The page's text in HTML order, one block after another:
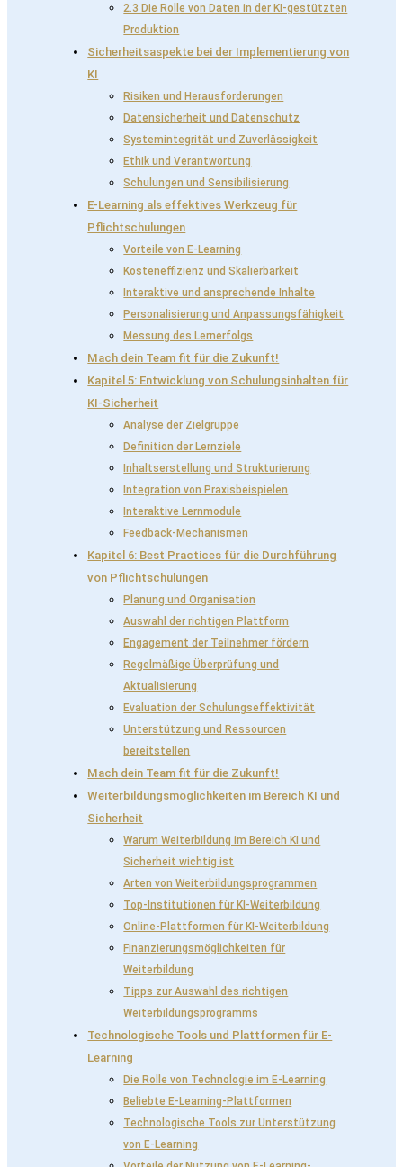
2.3 Die Rolle von Daten in der KI-gestützten
Produktion
Sicherheitsaspekte bei der Implementierung von
KI
Risiken und Herausforderungen
Datensicherheit und Datenschutz
Systemintegrität und Zuverlässigkeit
Ethik und Verantwortung
Schulungen und Sensibilisierung
E-Learning als effektives Werkzeug für
Pflichtschulungen
Vorteile von E-Learning
Kosteneffizienz und Skalierbarkeit
Interaktive und ansprechende Inhalte
Personalisierung und Anpassungsfähigkeit
Messung des Lernerfolgs
Mach dein Team fit für die Zukunft!
Kapitel 5: Entwicklung von Schulungsinhalten für
KI-Sicherheit
Analyse der Zielgruppe
Definition der Lernziele
Inhaltserstellung und Strukturierung
Integration von Praxisbeispielen
Interaktive Lernmodule
Feedback-Mechanismen
Kapitel 6: Best Practices für die Durchführung
von Pflichtschulungen
Planung und Organisation
Auswahl der richtigen Plattform
Engagement der Teilnehmer fördern
Regelmäßige Überprüfung und
Aktualisierung
Evaluation der Schulungseffektivität
Unterstützung und Ressourcen
bereitstellen
Mach dein Team fit für die Zukunft!
Weiterbildungsmöglichkeiten im Bereich KI und
Sicherheit
Warum Weiterbildung im Bereich KI und
Sicherheit wichtig ist
Arten von Weiterbildungsprogrammen
Top-Institutionen für KI-Weiterbildung
Online-Plattformen für KI-Weiterbildung
Finanzierungsmöglichkeiten für
Weiterbildung
Tipps zur Auswahl des richtigen
Weiterbildungsprogramms
Technologische Tools und Plattformen für E-
Learning
Die Rolle von Technologie im E-Learning
Beliebte E-Learning-Plattformen
Technologische Tools zur Unterstützung
von E-Learning